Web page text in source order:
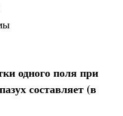
одного поля при
составляет (в